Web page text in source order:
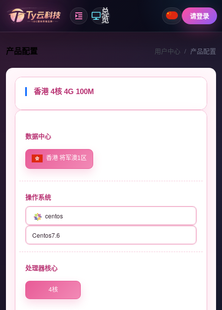
总
览
请登录
产品配置 用户中心 产品配置
香港 4核 4G 100M
数据中心
香港 将军澳1区
操作系统
centos
Centos7.6
处理器核心
4核